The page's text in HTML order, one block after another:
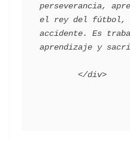
perseverancia,
el rey del fútbol,
accidente. Es
aprendizaje y